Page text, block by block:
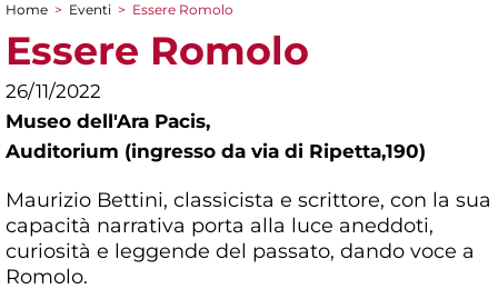
Tu sei qui
Home > Eventi > Essere Romolo
Essere Romolo
26/11/2022
Museo dell'Ara Pacis,
Auditorium (ingresso da via di Ripetta,190)
Maurizio Bettini, classicista e scrittore, con la sua
capacità narrativa porta alla luce aneddoti,
curiosità e leggende del passato, dando voce a
Romolo.